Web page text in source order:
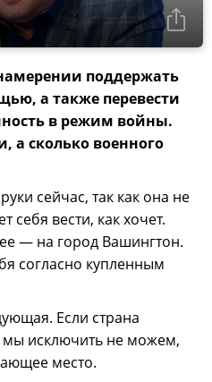
поддержать
а также перевести
в режим войны.
а сколько военного
сейчас, так как она не
себя вести, как хочет.
— на город Вашингтон.
согласно купленным
Если страна
мы исключить не можем,
место.